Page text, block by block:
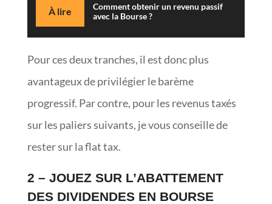
À lire
Comment obtenir un revenu passif
avec la Bourse ?
Pour ces deux tranches, il est donc plus
avantageux de privilégier le barème
progressif. Par contre, pour les revenus taxés
sur les paliers suivants, je vous conseille de
rester sur la flat tax.
2 – JOUEZ SUR L’ABATTEMENT
DES DIVIDENDES EN BOURSE